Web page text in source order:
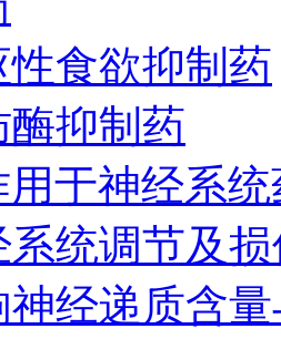
性食欲抑制药
酶抑制药
于神经系统
系统调节及
神经递质含